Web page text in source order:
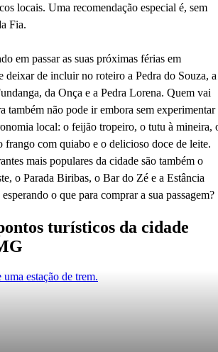
locais. Uma recomendação especial é, sem
Fia.
em passar as suas próximas férias em
deixar de incluir no roteiro a Pedra do Souza, a
da Onça e a Pedra Lorena. Quem vai
também não pode ir embora sem experimentar
local: o feijão tropeiro, o tutu à mineira,
frango com quiabo e o delicioso doce de leite.
mais populares da cidade são também o
o Parada Biribas, o Bar do Zé e a Estância
o que para comprar a sua passagem?
turísticos da cidade